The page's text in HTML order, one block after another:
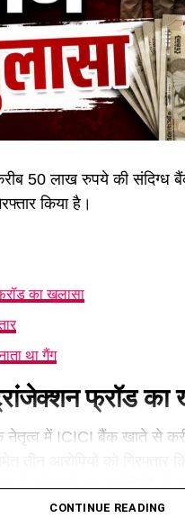
50 लाख रुपये की
किया है।
का खुलासा
था गैंग
फ्रॉड का
नेतृत्व में ICICI बैंक खाते से
में छापेमारी कर आरोपियों को
CONTINUE READING